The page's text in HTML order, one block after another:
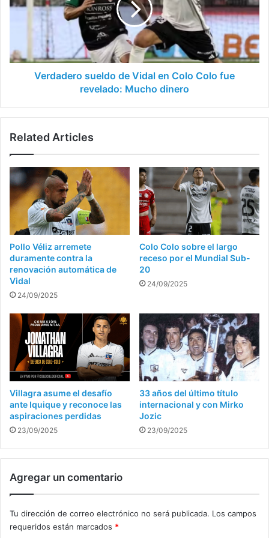
en
fue
revelado:
MuchoVerdadero sueldo de Vidal en Colo Colo fue
revelado: Mucho dinero
Related Articles
Pollo Véliz arremete
duramente contra la
renovación automática de
Vidal
24/09/2025
Colo Colo sobre el largo
receso por el Mundial Sub-
20
24/09/2025
Villagra asume el desafío
ante Iquique y reconoce las
aspiraciones perdidas
23/09/2025
33 años del último título
internacional y con Mirko
Jozic
23/09/2025
Agregar un comentario
Tu dirección de correo electrónico no será publicada. Los campos
requeridos están marcados *